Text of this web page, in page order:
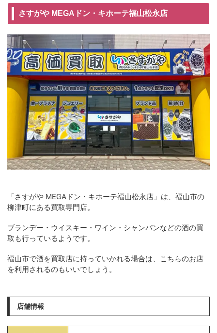
さすがや MEGAドン・キホーテ福山松永店
「さすがや MEGAドン・キホーテ福山松永店」は、福山市の
柳津町にある買取専門店。
ブランデー・ウイスキー・ワイン・シャンパンなどの酒の買
取も行っているようです。
福山市で酒を買取店に持っていかれる場合は、こちらのお店
を利用されるのもいいでしょう。
店舗情報